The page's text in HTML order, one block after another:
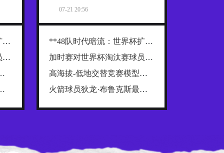
**48队时代暗流：世界杯扩军背后的权力重构与利益争夺战**
加时赛对世界杯淘汰赛球员肌肉损伤的解剖学分布规律及关键诱因探究
程的生理极限阈值与恢复窗口分析
抱怨大王”榜单，名单一出来，球迷就炸了
07-21 20:56
**48队时代暗流：世界杯扩军背后的权力重构与利益争夺战**
加时赛对世界杯淘汰赛球员肌肉损伤的解剖学分布规律及关键诱因探究
高海拔-低地交替竞赛模型：2026世界杯跨海拔赛程的生理极限阈值与恢复窗口分析
火箭球员狄龙·布鲁克斯最近在播客里排了一份“NBA五大抱怨大王”榜单，名单一出来，球迷就炸了